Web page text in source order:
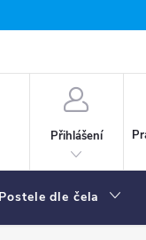
Přihlášení
Postele dle čela